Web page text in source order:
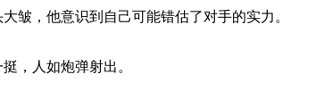
，他意识到自己可能错估了对手的实力。
人如炮弹射出。